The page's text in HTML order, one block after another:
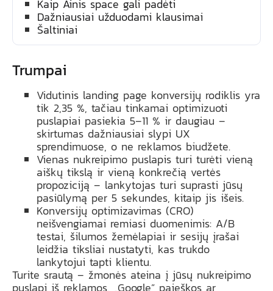
Kaip Ainis space gali padėti
Dažniausiai užduodami klausimai
Šaltiniai
Trumpai
Vidutinis landing page konversijų rodiklis yra
tik 2,35 %, tačiau tinkamai optimizuoti
puslapiai pasiekia 5–11 % ir daugiau –
skirtumas dažniausiai slypi UX
sprendimuose, o ne reklamos biudžete.
Vienas nukreipimo puslapis turi turėti vieną
aiškų tikslą ir vieną konkrečią vertės
propoziciją – lankytojas turi suprasti jūsų
pasiūlymą per 5 sekundes, kitaip jis išeis.
Konversijų optimizavimas (CRO)
neišvengiamai remiasi duomenimis: A/B
testai, šilumos žemėlapiai ir sesijų įrašai
leidžia tiksliai nustatyti, kas trukdo
lankytojui tapti klientu.
Turite srautą – žmonės ateina į jūsų nukreipimo
puslapį iš reklamos, „Google” paieškos ar